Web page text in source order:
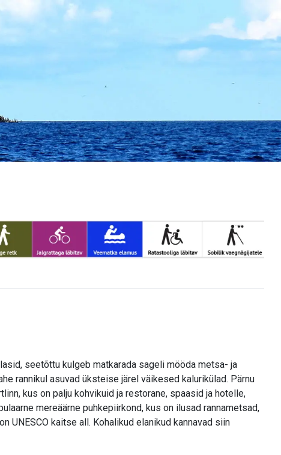
seetõttu kulgeb matkarada sageli mööda metsa- ja
rannikul asuvad üksteise järel väikesed kalurikülad. Pärnu
kus on palju kohvikuid ja restorane, spaasid ja hotelle,
mereäärne puhkepiirkond, kus on ilusad rannametsad,
UNESCO kaitse all. Kohalikud elanikud kannavad siin